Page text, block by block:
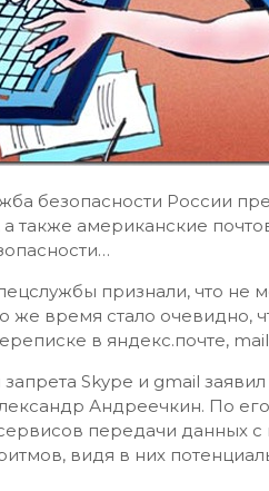
безопасности России
также американские
признали, что не
же время стало
в яндекс.почте,
Skype и gmail
Андреечкин. По
передачи данных
видя в них